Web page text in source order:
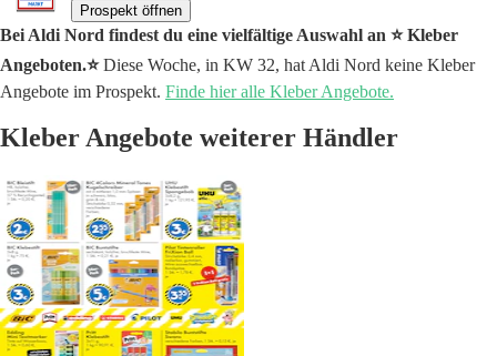
Prospekt öffnen
Bei Aldi Nord findest du eine vielfältige Auswahl an ⭐️ Kleber
Angeboten.⭐️Diese Woche, in KW 32, hat Aldi Nord keine Kleber
Angebote im Prospekt. Finde hier alle Kleber Angebote.
Kleber Angebote weiterer Händler